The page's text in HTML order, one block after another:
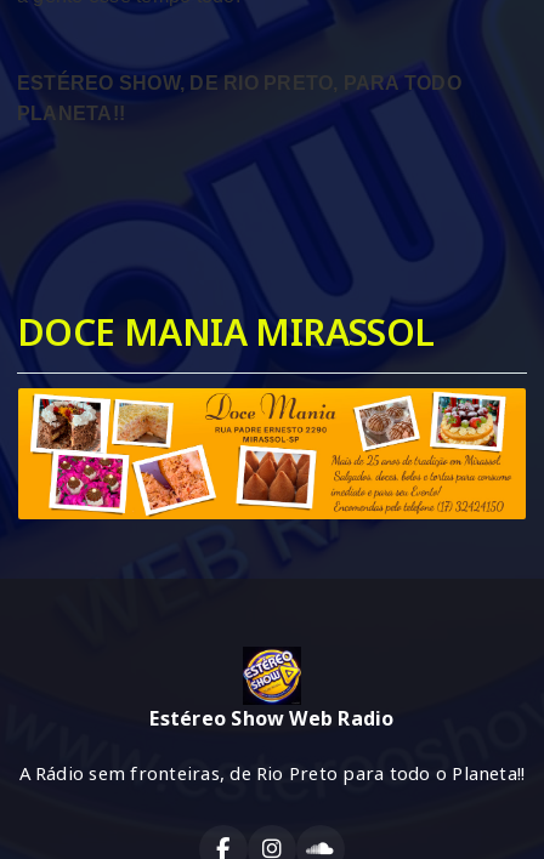
ESTÉREO SHOW, DE RIO PRETO, PARA TODO
PLANETA!!
DOCE MANIA MIRASSOL
Estéreo Show Web Radio
A Rádio sem fronteiras, de Rio Preto para todo o Planeta!!